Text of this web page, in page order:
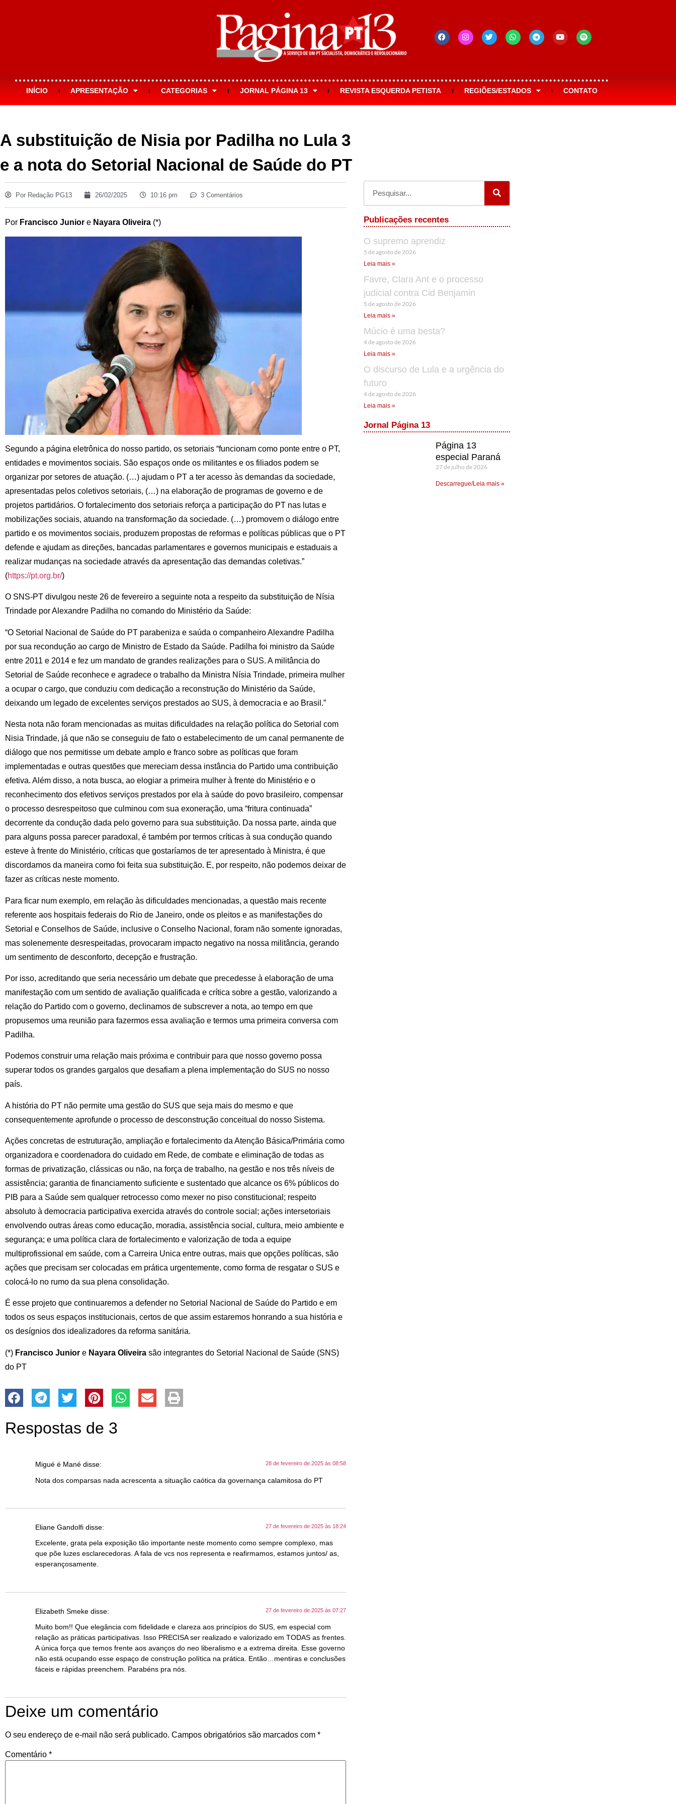
INÍCIO APRESENTAÇÃO CATEGORIAS JORNAL PÁGINA 13 REVISTA ESQUERDA PETISTA REGIÕES/ESTADOS CONTATO
A substituição de Nisia por Padilha no Lula 3
e a nota do Setorial Nacional de Saúde do PT
Por Redação PG13 26/02/2025 10:16 pm 3 Comentários
Por Francisco Junior e Nayara Oliveira (*)
Segundo a página eletrônica do nosso partido, os setoriais “funcionam como ponte entre o PT,
entidades e movimentos sociais. São espaços onde os militantes e os filiados podem se
organizar por setores de atuação. (…) ajudam o PT a ter acesso às demandas da sociedade,
apresentadas pelos coletivos setoriais, (…) na elaboração de programas de governo e de
projetos partidários. O fortalecimento dos setoriais reforça a participação do PT nas lutas e
mobilizações sociais, atuando na transformação da sociedade. (…) promovem o diálogo entre
partido e os movimentos sociais, produzem propostas de reformas e políticas públicas que o PT
defende e ajudam as direções, bancadas parlamentares e governos municipais e estaduais a
realizar mudanças na sociedade através da apresentação das demandas coletivas.”
(https://pt.org.br/)
O SNS-PT divulgou neste 26 de fevereiro a seguinte nota a respeito da substituição de Nísia
Trindade por Alexandre Padilha no comando do Ministério da Saúde:
“O Setorial Nacional de Saúde do PT parabeniza e saúda o companheiro Alexandre Padilha
por sua recondução ao cargo de Ministro de Estado da Saúde. Padilha foi ministro da Saúde
entre 2011 e 2014 e fez um mandato de grandes realizações para o SUS. A militância do
Setorial de Saúde reconhece e agradece o trabalho da Ministra Nísia Trindade, primeira mulher
a ocupar o cargo, que conduziu com dedicação a reconstrução do Ministério da Saúde,
deixando um legado de excelentes serviços prestados ao SUS, à democracia e ao Brasil.”
Nesta nota não foram mencionadas as muitas dificuldades na relação política do Setorial com
Nisia Trindade, já que não se conseguiu de fato o estabelecimento de um canal permanente de
diálogo que nos permitisse um debate amplo e franco sobre as políticas que foram
implementadas e outras questões que mereciam dessa instância do Partido uma contribuição
efetiva. Além disso, a nota busca, ao elogiar a primeira mulher à frente do Ministério e o
reconhecimento dos efetivos serviços prestados por ela à saúde do povo brasileiro, compensar
o processo desrespeitoso que culminou com sua exoneração, uma “fritura continuada”
decorrente da condução dada pelo governo para sua substituição. Da nossa parte, ainda que
para alguns possa parecer paradoxal, é também por termos críticas à sua condução quando
esteve à frente do Ministério, críticas que gostaríamos de ter apresentado à Ministra, é que
discordamos da maneira como foi feita sua substituição. E, por respeito, não podemos deixar de
fazer as críticas neste momento.
Para ficar num exemplo, em relação às dificuldades mencionadas, a questão mais recente
referente aos hospitais federais do Rio de Janeiro, onde os pleitos e as manifestações do
Setorial e Conselhos de Saúde, inclusive o Conselho Nacional, foram não somente ignoradas,
mas solenemente desrespeitadas, provocaram impacto negativo na nossa militância, gerando
um sentimento de desconforto, decepção e frustração.
Por isso, acreditando que seria necessário um debate que precedesse à elaboração de uma
manifestação com um sentido de avaliação qualificada e crítica sobre a gestão, valorizando a
relação do Partido com o governo, declinamos de subscrever a nota, ao tempo em que
propusemos uma reunião para fazermos essa avaliação e termos uma primeira conversa com
Padilha.
Podemos construir uma relação mais próxima e contribuir para que nosso governo possa
superar todos os grandes gargalos que desafiam a plena implementação do SUS no nosso
país.
A história do PT não permite uma gestão do SUS que seja mais do mesmo e que
consequentemente aprofunde o processo de desconstrução conceitual do nosso Sistema.
Ações concretas de estruturação, ampliação e fortalecimento da Atenção Básica/Primária como
organizadora e coordenadora do cuidado em Rede, de combate e eliminação de todas as
formas de privatização, clássicas ou não, na força de trabalho, na gestão e nos três níveis de
assistência; garantia de financiamento suficiente e sustentado que alcance os 6% públicos do
PIB para a Saúde sem qualquer retrocesso como mexer no piso constitucional; respeito
absoluto à democracia participativa exercida através do controle social; ações intersetoriais
envolvendo outras áreas como educação, moradia, assistência social, cultura, meio ambiente e
segurança; e uma política clara de fortalecimento e valorização de toda a equipe
multiprofissional em saúde, com a Carreira Unica entre outras, mais que opções políticas, são
ações que precisam ser colocadas em prática urgentemente, como forma de resgatar o SUS e
colocá-lo no rumo da sua plena consolidação.
É esse projeto que continuaremos a defender no Setorial Nacional de Saúde do Partido e em
todos os seus espaços institucionais, certos de que assim estaremos honrando a sua história e
os desígnios dos idealizadores da reforma sanitária.
(*) Francisco Junior e Nayara Oliveira são integrantes do Setorial Nacional de Saúde (SNS)
do PT
Respostas de 3
Migué é Mané disse: 28 de fevereiro de 2025 às 08:58
Nota dos comparsas nada acrescenta a situação caótica da governança calamitosa do PT
Eliane Gandolfi disse: 27 de fevereiro de 2025 às 18:24
Excelente, grata pela exposição tão importante neste momento como sempre complexo, mas
que põe luzes esclarecedoras. A fala de vcs nos representa e reafirmamos, estamos juntos/ as,
esperançosamente.
Elizabeth Smeke disse: 27 de fevereiro de 2025 às 07:27
Muito bom!! Que elegância com fidelidade e clareza aos princípios do SUS, em especial com
relação as práticas participativas. Isso PRECISA ser realizado e valorizado em TODAS as frentes.
A única força que temos frente aos avanços do neo liberalismo e a extrema direita. Esse governo
não está ocupando esse espaço de construção política na prática. Então…mentiras e conclusões
fáceis e rápidas preenchem. Parabéns pra nós.
Deixe um comentário
O seu endereço de e-mail não será publicado. Campos obrigatórios são marcados com *
Comentário *
Publicações recentes
O supremo aprendiz
5 de agosto de 2026
Leia mais »
Favre, Clara Ant e o processo
judicial contra Cid Benjamin
5 de agosto de 2026
Leia mais »
Múcio é uma besta?
4 de agosto de 2026
Leia mais »
O discurso de Lula e a urgência do
futuro
4 de agosto de 2026
Leia mais »
Jornal Página 13
Página 13
especial Paraná
27 de julho de 2026
Descarregue/Leia mais »